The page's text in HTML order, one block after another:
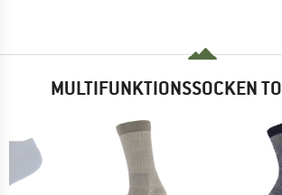
MULTIFUNKTIONSSOCKEN